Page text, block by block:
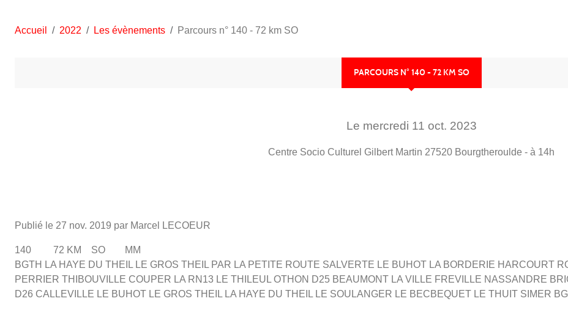
Accueil 2022 Les évènements Parcours n° 140 - 72 km SO
PARCOURS N° 140 - 72 KM SO
Le mercredi 11 oct. 2023
Centre Socio Culturel Gilbert Martin 27520 Bourgtheroulde - à 14h
Publié le 27 nov. 2019 par Marcel LECOEUR
140 72 KM SO MM
BGTH LA HAYE DU THEIL LE GROS THEIL PAR LA PETITE ROUTE SALVERTE LE BUHOT LA BORDERIE HARCOURT
PERRIER THIBOUVILLE COUPER LA RN13 LE THILEUL OTHON D25 BEAUMONT LA VILLE FREVILLE NASSANDRE
D26 CALLEVILLE LE BUHOT LE GROS THEIL LA HAYE DU THEIL LE SOULANGER LE BECBEQUET LE THUIT SIMER